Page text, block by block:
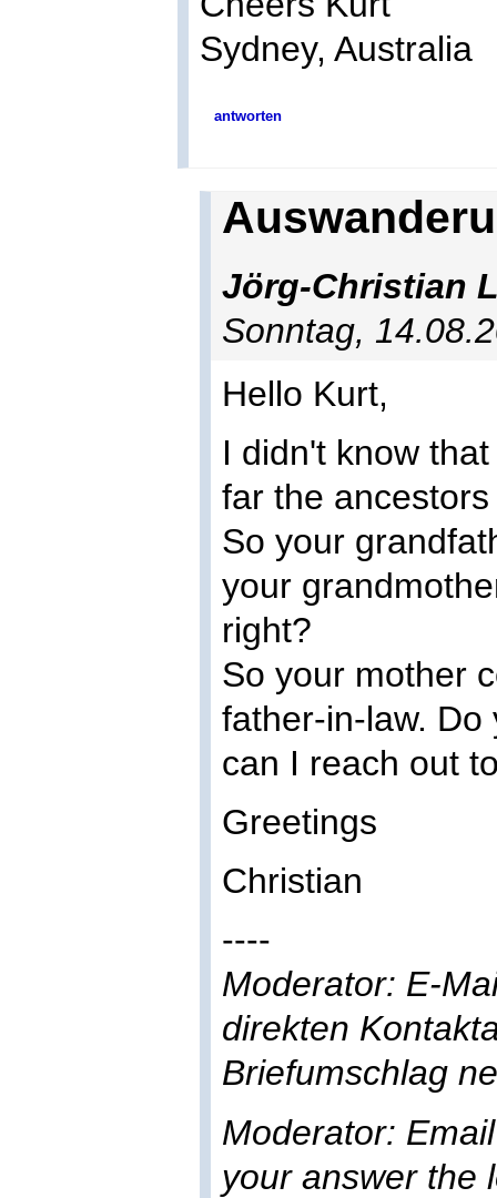
Sydney, Australia
antworten
Jörg-Christian
Sonntag,
Hello Kurt,
I didn't know
far the
So your
your
right?
So your mother
father-in-law.
can I reach out
Greetings
Christian
----
Moderator: E-
direkten
Briefumschlag
Moderator:
your answer the